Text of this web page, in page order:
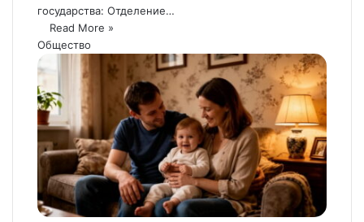
государства: Отделение…
Read More »
Общество